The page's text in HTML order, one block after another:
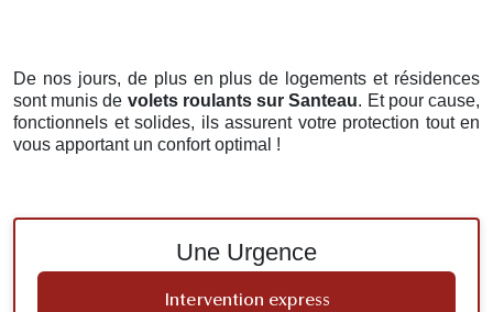
De nos jours, de plus en plus de logements et résidences
sont munis de volets roulants sur Santeau. Et pour cause,
fonctionnels et solides, ils assurent votre protection tout en
vous apportant un confort optimal !
Une Urgence
Intervention express